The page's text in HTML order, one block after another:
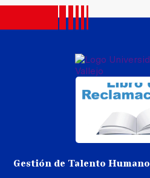
Gestión de Talento Humano